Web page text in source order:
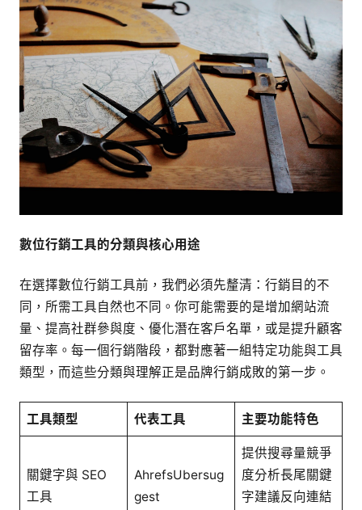
數位行銷工具的分類與核心用途
在選擇數位行銷工具前，我們必須先釐清：行銷目的不
同，所需工具自然也不同。你可能需要的是增加網站流
量、提高社群參與度、優化潛在客戶名單，或是提升顧客
留存率。每一個行銷階段，都對應著一組特定功能與工具
類型，而這些分類與理解正是品牌行銷成敗的第一步。
工具類型 代表工具 主要功能特色
關鍵字與 SEO
工具
AhrefsUbersug
gest
提供搜尋量競爭
度分析長尾關鍵
字建議反向連結